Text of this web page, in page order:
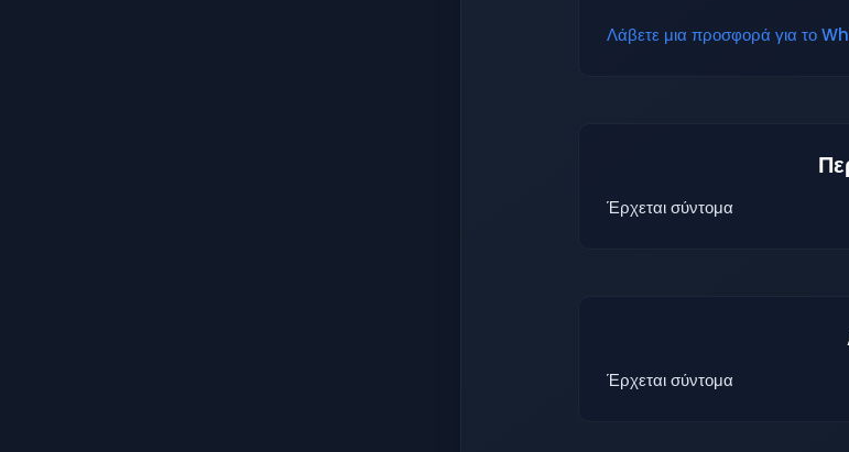
Λάβετε μια προσφορά για το
Έρχεται σύντομα
Έρχεται σύντομα